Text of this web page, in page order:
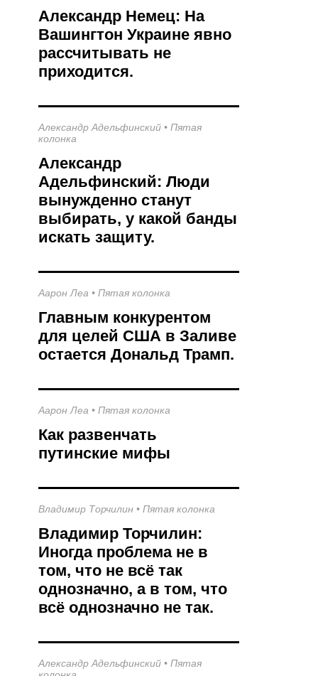
Александр Немец: На
Вашингтон Украине явно
рассчитывать не
приходится.
Александр Адельфинский • Пятая
колонка
Александр
Адельфинский: Люди
вынужденно станут
выбирать, у какой банды
искать защиту.
Аарон Леа • Пятая колонка
Главным конкурентом
для целей США в Заливе
остается Дональд Трамп.
Аарон Леа • Пятая колонка
Как развенчать
путинские мифы
Владимир Торчилин • Пятая колонка
Владимир Торчилин:
Иногда проблема не в
том, что не всё так
однозначно, а в том, что
всё однозначно не так.
Александр Адельфинский • Пятая